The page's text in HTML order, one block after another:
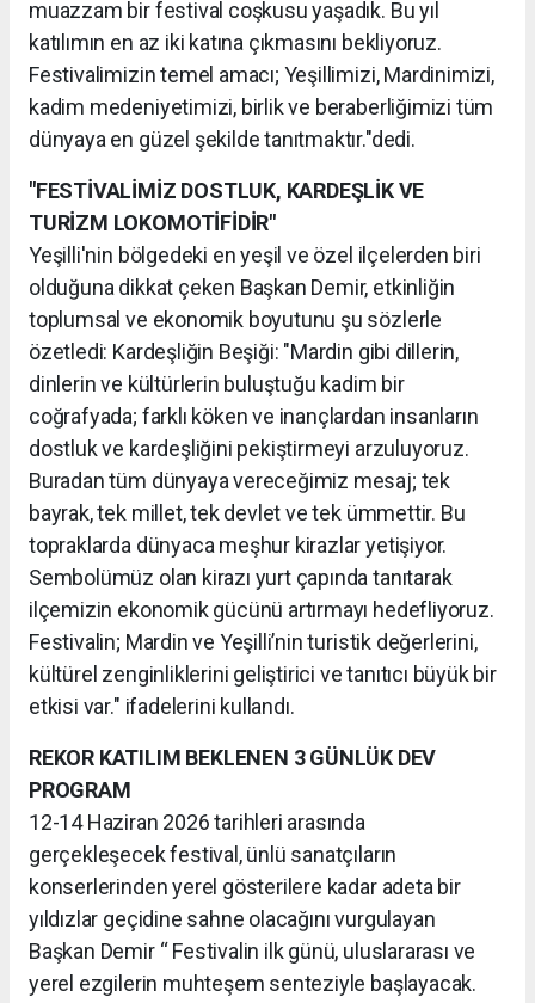
muazzam bir festival coşkusu yaşadık. Bu yıl
katılımın en az iki katına çıkmasını bekliyoruz.
Festivalimizin temel amacı; Yeşillimizi, Mardinimizi,
kadim medeniyetimizi, birlik ve beraberliğimizi tüm
dünyaya en güzel şekilde tanıtmaktır."dedi.
"FESTİVALİMİZ DOSTLUK, KARDEŞLİK VE
TURİZM LOKOMOTİFİDİR"
Yeşilli'nin bölgedeki en yeşil ve özel ilçelerden biri
olduğuna dikkat çeken Başkan Demir, etkinliğin
toplumsal ve ekonomik boyutunu şu sözlerle
özetledi: Kardeşliğin Beşiği: "Mardin gibi dillerin,
dinlerin ve kültürlerin buluştuğu kadim bir
coğrafyada; farklı köken ve inançlardan insanların
dostluk ve kardeşliğini pekiştirmeyi arzuluyoruz.
Buradan tüm dünyaya vereceğimiz mesaj; tek
bayrak, tek millet, tek devlet ve tek ümmettir. Bu
topraklarda dünyaca meşhur kirazlar yetişiyor.
Sembolümüz olan kirazı yurt çapında tanıtarak
ilçemizin ekonomik gücünü artırmayı hedefliyoruz.
Festivalin; Mardin ve Yeşilli’nin turistik değerlerini,
kültürel zenginliklerini geliştirici ve tanıtıcı büyük bir
etkisi var." ifadelerini kullandı.
REKOR KATILIM BEKLENEN 3 GÜNLÜK DEV
PROGRAM
12-14 Haziran 2026 tarihleri arasında
gerçekleşecek festival, ünlü sanatçıların
konserlerinden yerel gösterilere kadar adeta bir
yıldızlar geçidine sahne olacağını vurgulayan
Başkan Demir “ Festivalin ilk günü, uluslararası ve
yerel ezgilerin muhteşem senteziyle başlayacak.